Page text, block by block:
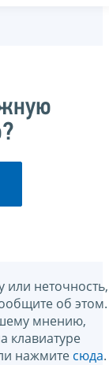
или неточность,
об этом.
мнению,
клавиатуре
нажмите сюда.